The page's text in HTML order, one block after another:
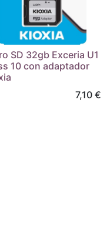
SD 32gb Exceria U1
10 con adaptador
7,10 €